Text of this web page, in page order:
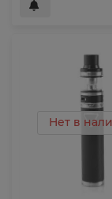
Нет в